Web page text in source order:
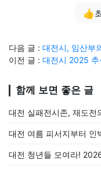
👍
다음 글 : 대전시, 임산부
이전 글 : 대전시 2025 추
함께 보면 좋은 글
대전 실패전시존, 재도전
대전 여름 피서지부터 인
대전 청년들 모여라!